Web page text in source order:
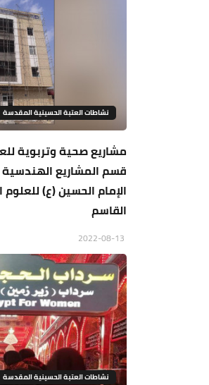
نشاطات العتبة الحسينية المقدسة
مشاريع صحية وتربوية
قسم المشاريع
الإمام الحسين (ع)
القاسم
نشاطات العتبة الحسينية المقدسة